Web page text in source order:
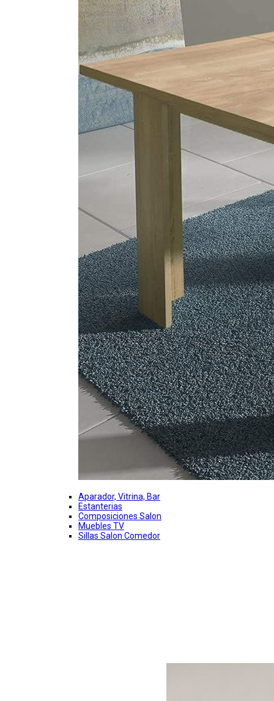
Aparador, Vitrina, Bar
Estanterias
Composiciones Salon
Muebles TV
Sillas Salon Comedor